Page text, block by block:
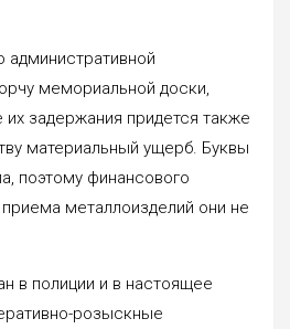
административной
мемориальной доски,
их задержания придется также
материальный ущерб. Буквы
поэтому финансового
приема металлоизделий они не
в полиции и в настоящее
розыскные